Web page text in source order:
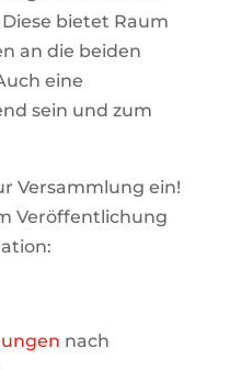
bietet Raum
an die beiden
eine
sein und zum
Versammlung ein!
Veröffentlichung
nach